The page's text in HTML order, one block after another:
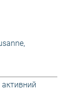
активний